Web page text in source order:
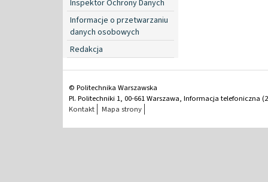
Inspektor Ochrony Danych
Informacje o przetwarzaniu
danych osobowych
Redakcja
© Politechnika Warszawska
Pl. Politechniki 1, 00-661 Warszawa, Informacja telefoniczna
Kontakt
Mapa strony